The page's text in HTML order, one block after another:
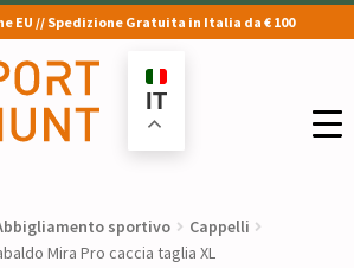
EU // Spedizione Gratuita in Italia da € 100
IT
sportivo
Cappelli
Mira Pro caccia taglia XL